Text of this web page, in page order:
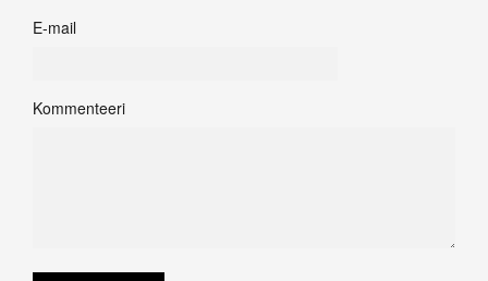
E-mail
Kommenteeri